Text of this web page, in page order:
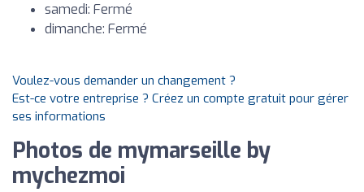
samedi: Fermé
dimanche: Fermé
Voulez-vous demander un changement ?
Est-ce votre entreprise ? Créez un compte gratuit pour gérer
ses informations
Photos de mymarseille by
mychezmoi